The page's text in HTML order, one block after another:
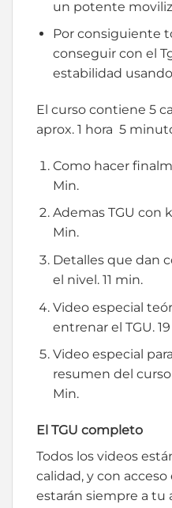
un potente
Por consiguiente
conseguir con el
estabilidad
El curso contiene 5
aprox. 1 hora 5
Como hacer
Min.
Ademas TGU con
Min.
Detalles que dan
el nivel. 11 min.
Video especial
entrenar el TGU.
Video especial
resumen del
Min.
El TGU completo
Todos los videos
calidad, y con acceso
estarán siempre a tu